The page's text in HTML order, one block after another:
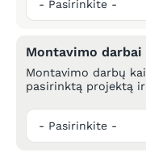
Montavimo darbai
Montavimo darbų
pasirinktą projektą